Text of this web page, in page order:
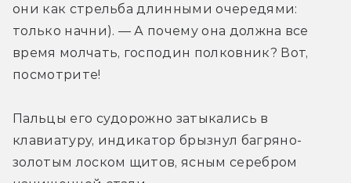
они как стрельба длинными очередями:
только начни). — А почему она должна все
время молчать, господин полковник? Вот,
посмотрите!
Пальцы его судорожно затыкались в
клавиатуру, индикатор брызнул багряно-
золотым лоском щитов, ясным серебром